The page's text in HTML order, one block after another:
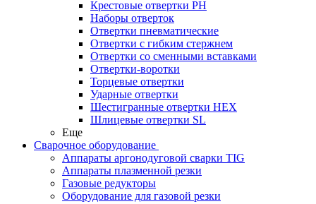
Крестовые отвертки PH
Наборы отверток
Отвертки пневматические
Отвертки с гибким стержнем
Отвертки со сменными вставками
Отвертки-воротки
Торцевые отвертки
Ударные отвертки
Шестигранные отвертки HEX
Шлицевые отвертки SL
Еще
Сварочное оборудование
Аппараты аргонодуговой сварки TIG
Аппараты плазменной резки
Газовые редукторы
Оборудование для газовой резки